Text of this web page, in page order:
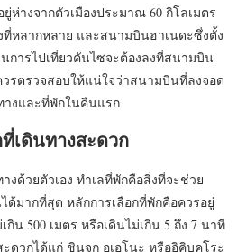
ห่างจากตัวเมืองประมาณ 60 กิโลเมตร
ที่หลากหลาย และสนามบินฮาเนดะซึ่งตั้ง
การไปเที่ยวคันไซจะต้องลงที่สนามบิน
รตรวจสอบให้แน่ใจว่าสนามบินที่ลงจอด
างและที่พักในคืนแรก
เดินทางสะดวก
งด้วยตัวเอง ทำเลที่พักคือสิ่งที่จะช่วย
ด้มากที่สุด หลักการเลือกที่พักคือควรอยู่
น 500 เมตร หรือเดินไม่เกิน 5 ถึง 7 นาที
ดวกได้แก่ ชินจูกุ อุเอโนะ หรืออิคิบุคุโระ